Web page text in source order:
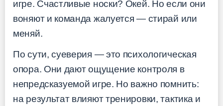
игре. Счастливые носки? Окей. Но если они
воняют и команда жалуется — стирай или
меняй.
По сути, суеверия — это психологическая
опора. Они дают ощущение контроля в
непредсказуемой игре. Но важно помнить:
на результат влияют тренировки, тактика и